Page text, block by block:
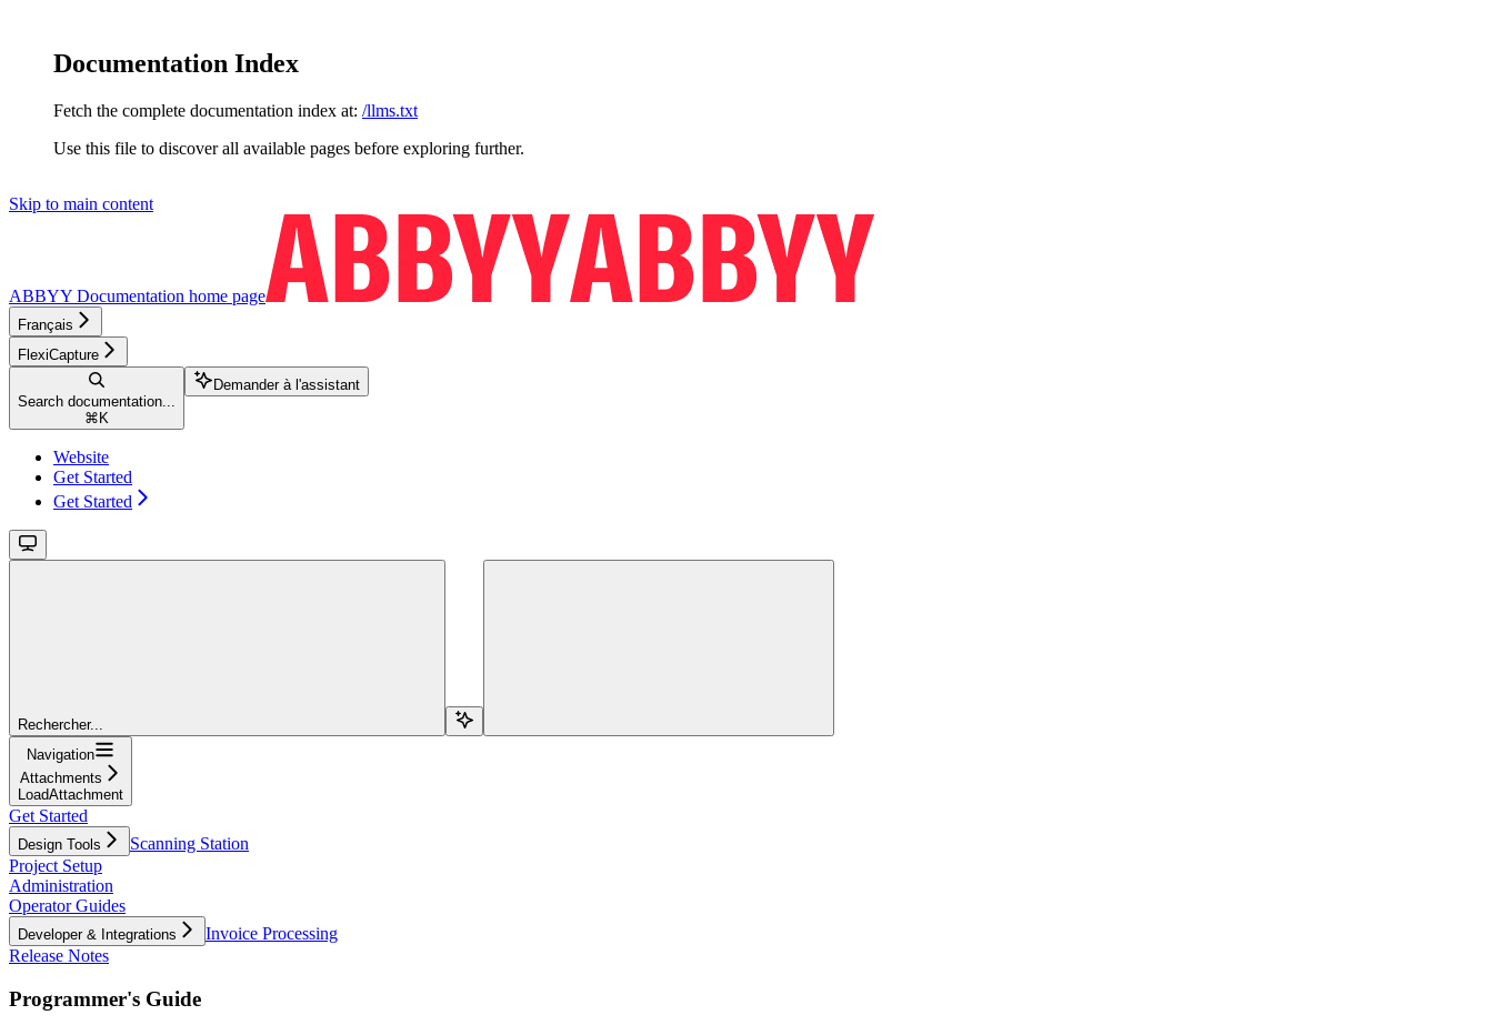
Documentation Index
Fetch the complete documentation index at: /llms.txt
Use this file to discover all available pages before exploring further.
Skip to main content
ABBYY Documentation home page
Français
FlexiCapture
Search documentation...
⌘ K
Demander à l'assistant
Website
Get Started
Get Started
Rechercher...
Navigation
Attachments
LoadAttachment
Get Started
Design Tools
Scanning Station
Project Setup
Administration
Operator Guides
Developer & Integrations
Invoice Processing
Release Notes
Programmer's Guide